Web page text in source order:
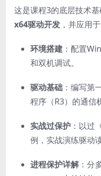
这是课程3的底层技术
x64驱动开发 ，并应用于
环境搭建 ：配置
和双机调试。
驱动基础 ：编写第
程序（R3）的通信
实战过保护 ：以过
例，实战演练驱动
进程保护详解：分